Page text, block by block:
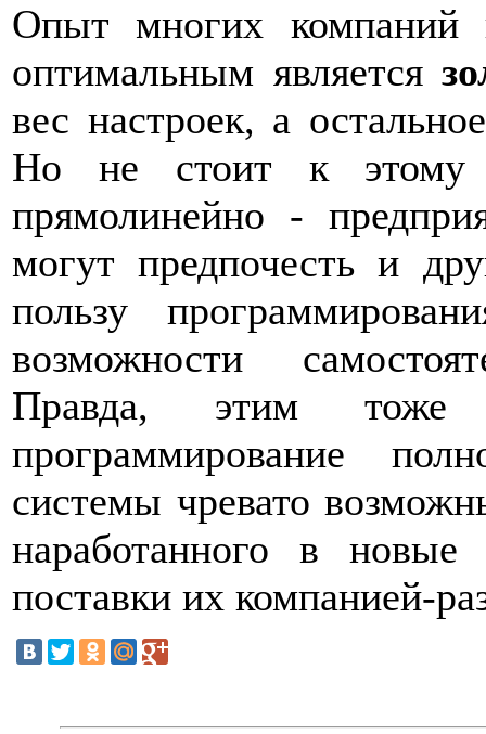
Опыт многих компаний
оптимальным является
вес настроек, а
Но не стоит к этому
прямолинейно -
могут предпочесть и
пользу
возможности
Правда, этим
программирование
системы чревато
наработанного в
поставки их компанией-